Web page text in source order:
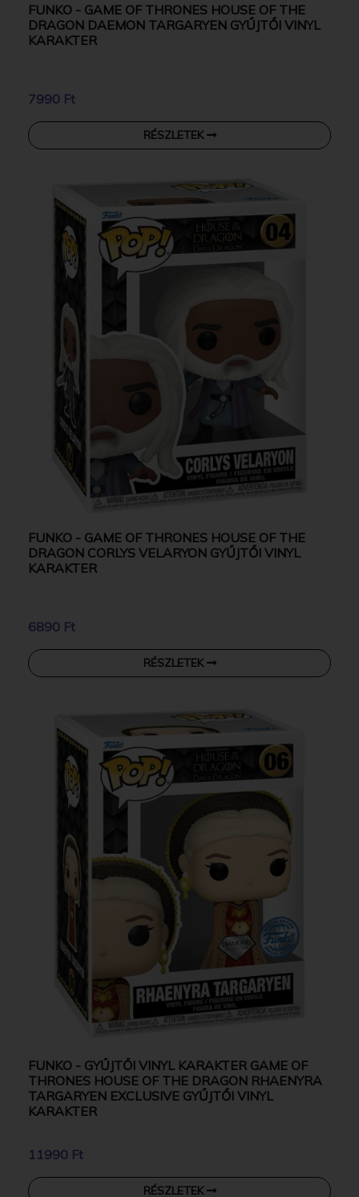
FUNKO - GAME OF THRONES HOUSE OF THE
DRAGON DAEMON TARGARYEN GYŰJTŐI VINYL
KARAKTER
7990 Ft
RÉSZLETEK
FUNKO - GAME OF THRONES HOUSE OF THE
DRAGON CORLYS VELARYON GYŰJTŐI VINYL
KARAKTER
6890 Ft
RÉSZLETEK
FUNKO - GYŰJTŐI VINYL KARAKTER GAME OF
THRONES HOUSE OF THE DRAGON RHAENYRA
TARGARYEN EXCLUSIVE GYŰJTŐI VINYL
KARAKTER
11990 Ft
RÉSZLETEK